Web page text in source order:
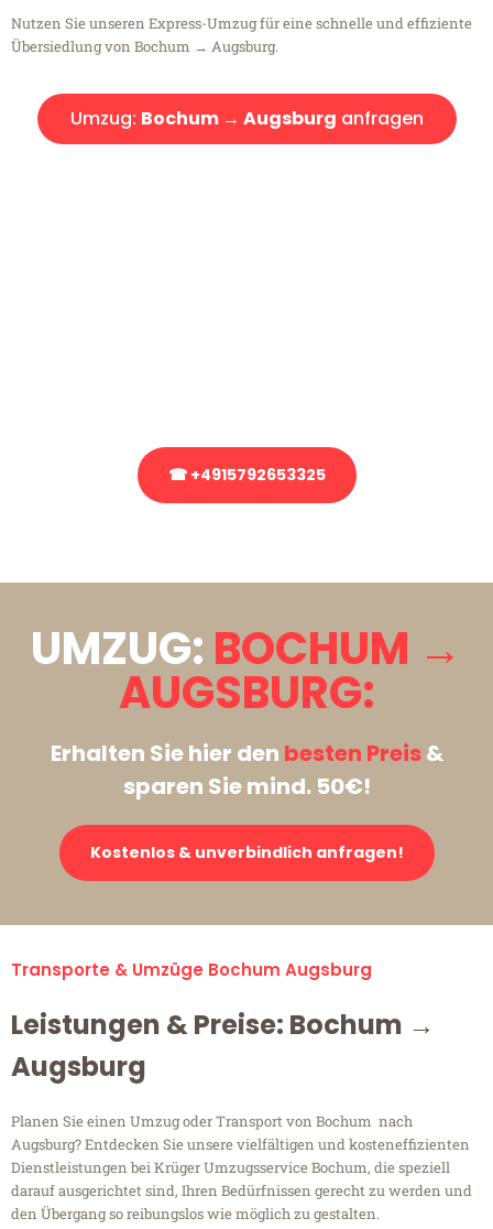
Nutzen Sie unseren Express-Umzug für eine schnelle und effiziente
Übersiedlung von Bochum → Augsburg.
Umzug: Bochum → Augsburg anfragen
☎ +4915792653325
UMZUG: BOCHUM →
AUGSBURG:
Erhalten Sie hier den besten Preis&
sparen Sie mind. 50€!
Kostenlos & unverbindlich anfragen!
Transporte & Umzüge Bochum Augsburg
Leistungen & Preise: Bochum →
Augsburg
Planen Sie einen Umzug oder Transport von Bochum nach
Augsburg? Entdecken Sie unsere vielfältigen und kosteneffizienten
Dienstleistungen bei Krüger Umzugsservice Bochum, die speziell
darauf ausgerichtet sind, Ihren Bedürfnissen gerecht zu werden und
den Übergang so reibungslos wie möglich zu gestalten.